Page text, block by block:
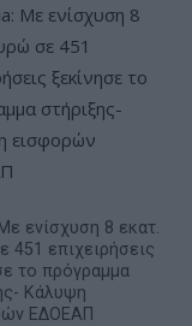
ενίσχυση 8 εκατ.
451 επιχειρήσεις
το πρόγραμμα
Κάλυψη
ΕΔΟΕΑΠ